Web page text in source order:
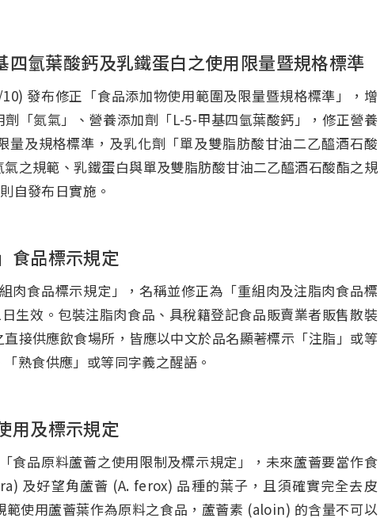
氫葉酸鈣及乳鐵蛋白之使用限量暨規格標準
發布修正「食品添加物使用範圍及限量暨規格標準」，增
「氮氣」、營養添加劑「L-5-甲基四氫葉酸鈣」，修正營養
量及規格標準，及乳化劑「單及雙脂肪酸甘油二乙醯酒石酸
之規範、乳鐵蛋白與單及雙脂肪酸甘油二乙醯酒石酸酯之規
自發布日實施。
食品標示規定
食品標示規定」，名稱並修正為「重組肉及注脂肉食品標
生效。包裝注脂肉食品、具稅籍登記食品販賣業者販售散裝
接供應飲食場所，皆應以中文於品名顯著標示「注脂」或等
熟食供應」或等同字義之醒語。
用及標示規定
品原料蘆薈之使用限制及標示規定」，未來蘆薈要當作食
及好望角蘆薈 (A. ferox) 品種的葉子，且須確實完全去皮
使用蘆薈葉作為原料之食品，蘆薈素 (aloin) 的含量不可以